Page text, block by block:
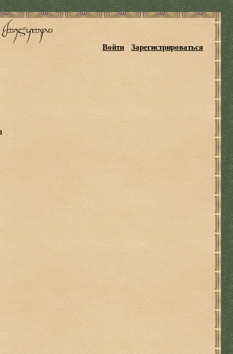
Войти Зарегистрироваться